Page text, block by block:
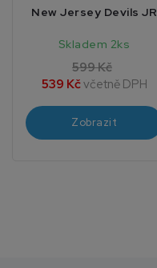
New Jersey Devils JR
Skladem 2ks
599 Kč
539 Kčvčetně DPH
Zobrazit